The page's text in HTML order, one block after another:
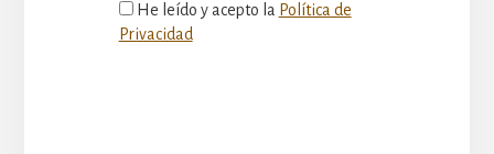
He leído y acepto la Política de
Privacidad